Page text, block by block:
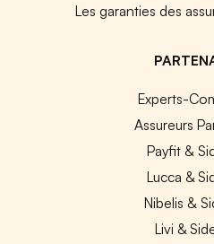
Les garanties des
Experts-
Assureurs
Payfit &
Lucca &
Nibelis &
Livi &